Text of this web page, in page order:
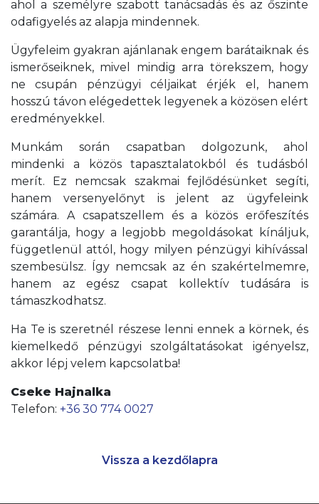
ahol a személyre szabott tanácsadás és az őszinte
odafigyelés az alapja mindennek.
Ügyfeleim gyakran ajánlanak engem barátaiknak és
ismerőseiknek, mivel mindig arra törekszem, hogy
ne csupán pénzügyi céljaikat érjék el, hanem
hosszú távon elégedettek legyenek a közösen elért
eredményekkel.
Munkám során csapatban dolgozunk, ahol
mindenki a közös tapasztalatokból és tudásból
merít. Ez nemcsak szakmai fejlődésünket segíti,
hanem versenyelőnyt is jelent az ügyfeleink
számára. A csapatszellem és a közös erőfeszítés
garantálja, hogy a legjobb megoldásokat kínáljuk,
függetlenül attól, hogy milyen pénzügyi kihívással
szembesülsz. Így nemcsak az én szakértelmemre,
hanem az egész csapat kollektív tudására is
támaszkodhatsz.
Ha Te is szeretnél részese lenni ennek a körnek, és
kiemelkedő pénzügyi szolgáltatásokat igényelsz,
akkor lépj velem kapcsolatba!
Cseke Hajnalka
Telefon: +36 30 774 0027
Vissza a kezdőlapra